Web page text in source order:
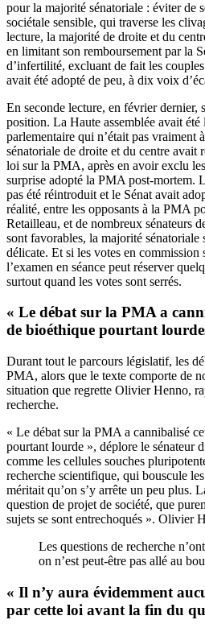
pour la majorité sénatoriale : éviter de
sociétale sensible, qui traverse les
lecture, la majorité de droite et du
en limitant son remboursement par la
d’infertilité, excluant de fait les
avait été adopté de peu, à dix voix
En seconde lecture, en février dernier,
position. La Haute assemblée avait été
parlementaire qui n’était pas vraiment
sénatoriale de droite et du centre avait
loi sur la PMA, après en avoir exclu
surprise adopté la PMA post-mortem.
pas été réintroduit et le Sénat avait
réalité, entre les opposants à la PMA
Retailleau, et de nombreux sénateurs
sont favorables, la majorité sénatoriale
délicate. Et si les votes en commission
l’examen en séance peut réserver
surtout quand les votes sont serrés.
« Le débat sur la PMA a
de bioéthique pourtant
Durant tout le parcours législatif, les
PMA, alors que le texte comporte de
situation que regrette Olivier Henno,
recherche.
« Le débat sur la PMA a cannibalisé
pourtant lourde », déplore le sénateur
comme les cellules souches
recherche scientifique, qui bouscule
méritait qu’on s’y arrête un peu plus.
question de projet de société, que
sujets se sont entrechoqués ». Olivier
Les questions de recherche
on n’est peut-être pas allé au
« Il n’y aura évidemment
par cette loi avant la fin du